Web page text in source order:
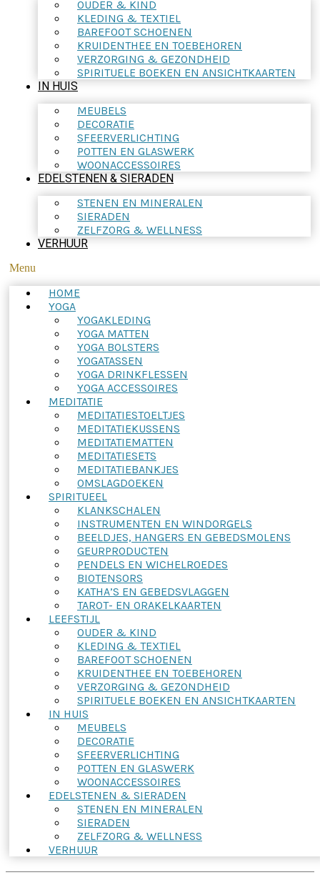
OUDER & KIND
KLEDING & TEXTIEL
BAREFOOT SCHOENEN
KRUIDENTHEE EN TOEBEHOREN
VERZORGING & GEZONDHEID
SPIRITUELE BOEKEN EN ANSICHTKAARTEN
IN HUIS
MEUBELS
DECORATIE
SFEERVERLICHTING
POTTEN EN GLASWERK
WOONACCESSOIRES
EDELSTENEN & SIERADEN
STENEN EN MINERALEN
SIERADEN
ZELFZORG & WELLNESS
VERHUUR
Menu
HOME
YOGA
YOGAKLEDING
YOGA MATTEN
YOGA BOLSTERS
YOGATASSEN
YOGA DRINKFLESSEN
YOGA ACCESSOIRES
MEDITATIE
MEDITATIESTOELTJES
MEDITATIEKUSSENS
MEDITATIEMATTEN
MEDITATIESETS
MEDITATIEBANKJES
OMSLAGDOEKEN
SPIRITUEEL
KLANKSCHALEN
INSTRUMENTEN EN WINDORGELS
BEELDJES, HANGERS EN GEBEDSMOLENS
GEURPRODUCTEN
PENDELS EN WICHELROEDES
BIOTENSORS
KATHA’S EN GEBEDSVLAGGEN
TAROT- EN ORAKELKAARTEN
LEEFSTIJL
OUDER & KIND
KLEDING & TEXTIEL
BAREFOOT SCHOENEN
KRUIDENTHEE EN TOEBEHOREN
VERZORGING & GEZONDHEID
SPIRITUELE BOEKEN EN ANSICHTKAARTEN
IN HUIS
MEUBELS
DECORATIE
SFEERVERLICHTING
POTTEN EN GLASWERK
WOONACCESSOIRES
EDELSTENEN & SIERADEN
STENEN EN MINERALEN
SIERADEN
ZELFZORG & WELLNESS
VERHUUR